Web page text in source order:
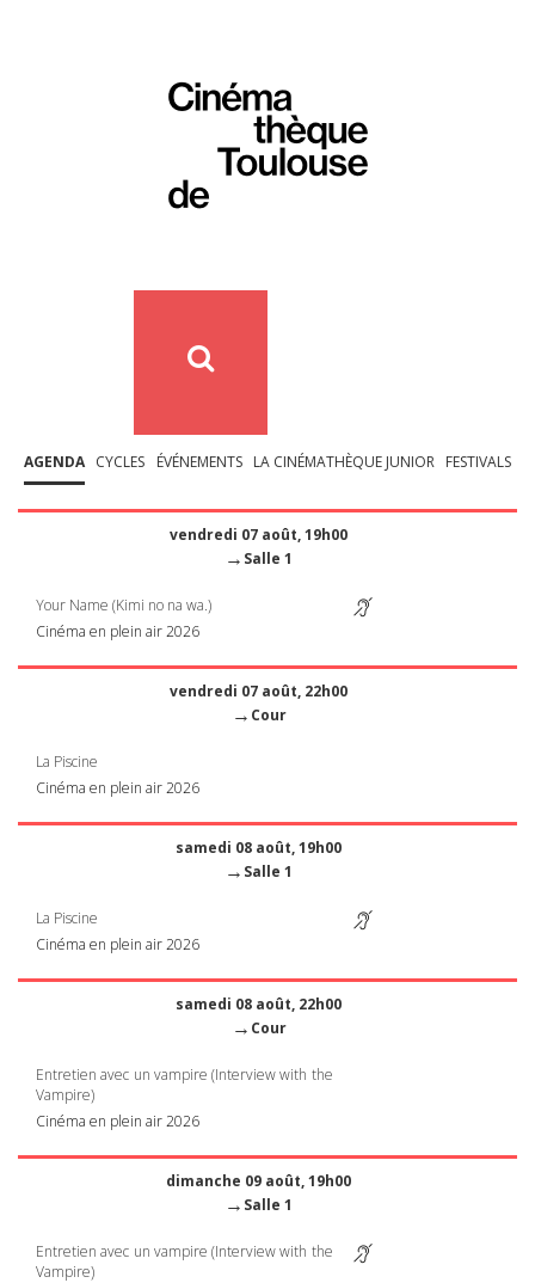
AGENDA CYCLES ÉVÉNEMENTS LA CINÉMATHÈQUE JUNIOR FESTIVALS
vendredi 07 août, 19h00
→ Salle 1
Your Name (Kimi no na wa.)
Cinéma en plein air 2026
vendredi 07 août, 22h00
→ Cour
La Piscine
Cinéma en plein air 2026
samedi 08 août, 19h00
→ Salle 1
La Piscine
Cinéma en plein air 2026
samedi 08 août, 22h00
→ Cour
Entretien avec un vampire (Interview with the
Vampire)
Cinéma en plein air 2026
dimanche 09 août, 19h00
→ Salle 1
Entretien avec un vampire (Interview with the
Vampire)